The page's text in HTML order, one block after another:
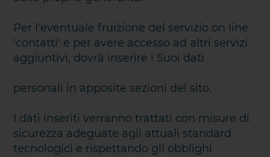
Per l'eventuale fruizione del servizio on line
'contatti' e per avere accesso ad altri servizi
aggiuntivi, dovrà inserire i Suoi dati
personali in apposite sezioni del sito.
I dati inseriti verranno trattati con misure di
sicurezza adeguate agli attuali standard
tecnologici e rispettando gli obblighi